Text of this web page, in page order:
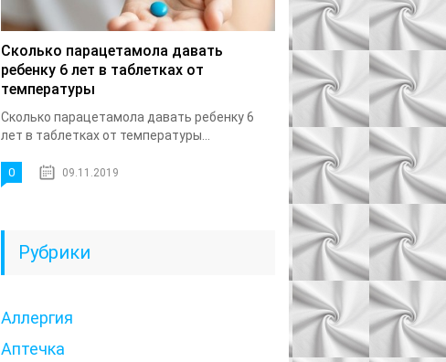
Сколько парацетамола давать
ребенку 6 лет в таблетках от
температуры
Сколько парацетамола давать ребенку 6
лет в таблетках от температуры...
0 09.11.2019
Рубрики
Аллергия
Аптечка